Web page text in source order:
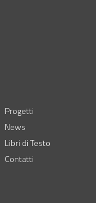
Progetti
News
Libri di Testo
Contatti